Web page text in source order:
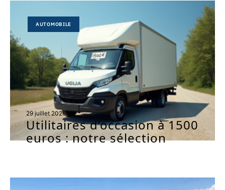
AUTOMOBILE
29 juillet 2026
Utilitaires d’occasion à 1500
euros : notre sélection